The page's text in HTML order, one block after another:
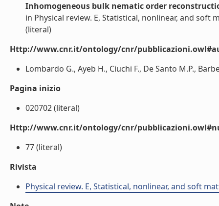
Inhomogeneous bulk nematic order
in Physical review. E, Statistical, nonlinear, and soft
(literal)
Http://www.cnr.it/ontology/cnr/
Lombardo G., Ayeb H., Ciuchi F., De Santo M.P.,
Pagina inizio
020702 (literal)
Http://www.cnr.it/ontology/cnr/
77 (literal)
Rivista
Physical review. E, Statistical, nonlinear, and soft